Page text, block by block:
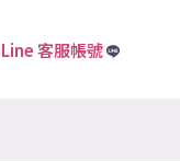
Line 客服帳號